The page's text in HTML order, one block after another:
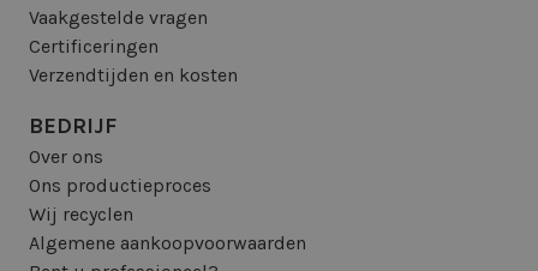
Vaakgestelde vragen
Certificeringen
Verzendtijden en kosten
BEDRIJF
Over ons
Ons productieproces
Wij recyclen
Algemene aankoopvoorwaarden